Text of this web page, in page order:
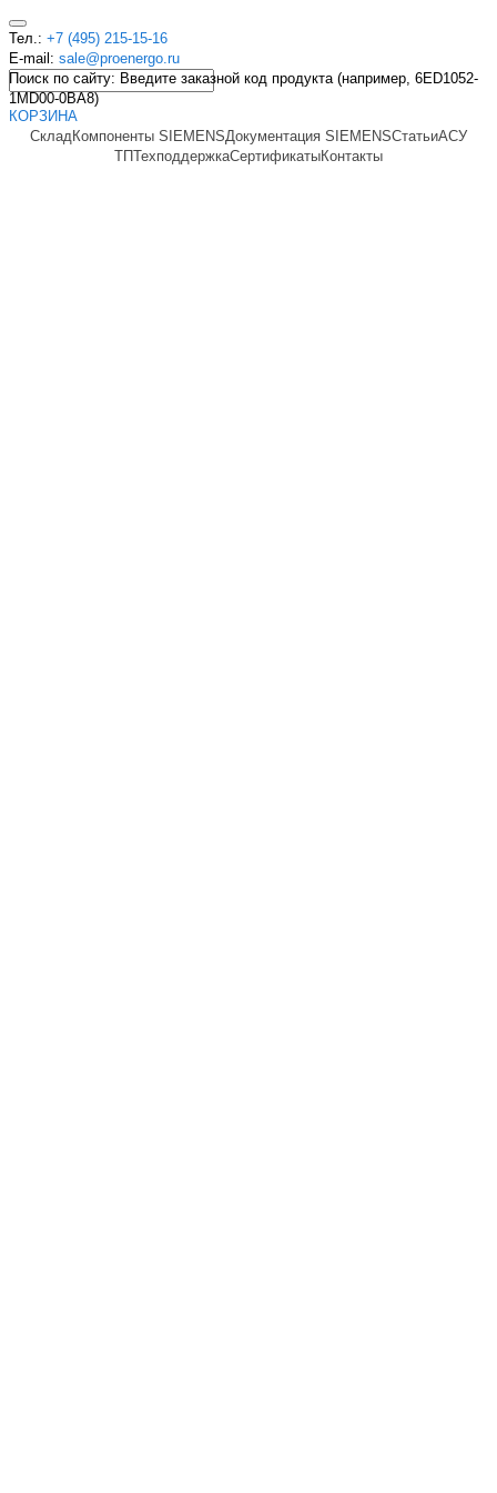
Тел.: +7 (495) 215-15-16
E-mail: sale@proenergo.ru
Поиск по сайту: Введите заказной код продукта (например, 6ED1052-
1MD00-0BA8)
КОРЗИНА
СкладКомпоненты SIEMENSДокументация SIEMENSСтатьиАСУ
ТПТехподдержкаСертификатыКонтакты